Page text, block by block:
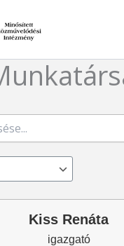
Kiss Renáta
igazgató